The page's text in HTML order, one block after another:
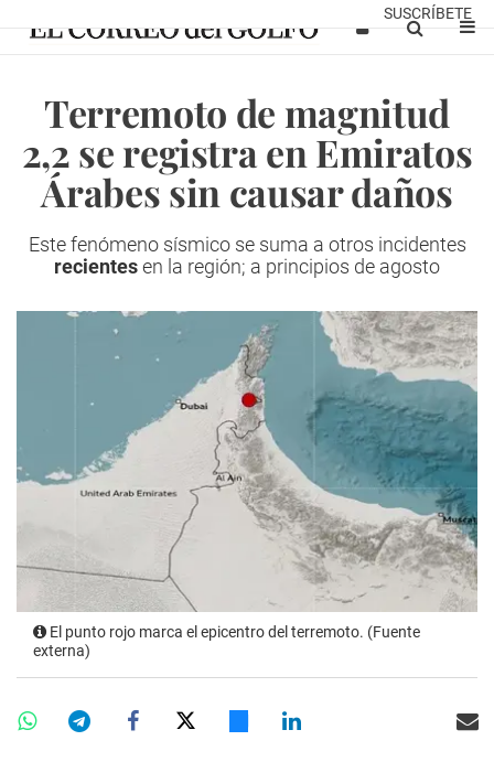
SUSCRÍBETE
Terremoto de magnitud
2,2 se registra en Emiratos
Árabes sin causar daños
Este fenómeno sísmico se suma a otros incidentes
recientesen la región; a principios de agosto
El punto rojo marca el epicentro del terremoto. (Fuente
externa)